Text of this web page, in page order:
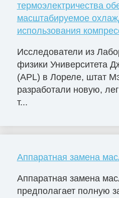
термоэлектричества
масштабируемое
использования
Исследователи из
физики Университета
(APL) в Лореле, штат
разработали новую,
т...
Аппаратная замена
Аппаратная замена
предполагает полную